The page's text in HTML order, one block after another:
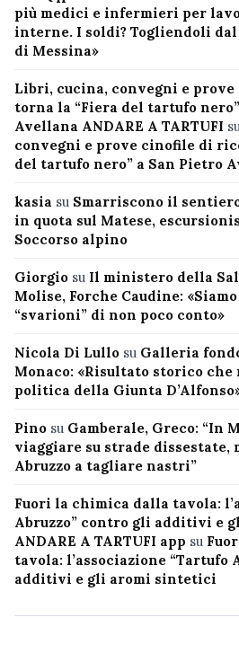
più medici e infermieri per
interne. I soldi? Togliendoli
di Messina»
Libri, cucina, convegni e
torna la “Fiera del tartufo
Avellana ANDARE A TARTUFI
convegni e prove cinofile di
del tartufo nero” a San Pietro
kasia su Smarriscono il
in quota sul Matese,
Soccorso alpino
Giorgio su Il ministero della
Molise, Forche Caudine:
“svarioni” di non poco conto»
Nicola Di Lullo su Galleria
Monaco: «Risultato storico che
politica della Giunta
Pino su Gamberale, Greco: “In
viaggiare su strade dissestate,
Abruzzo a tagliare nastri”
Fuori la chimica dalla tavola:
Abruzzo” contro gli additivi e
ANDARE A TARTUFI app su
tavola: l’associazione “Tartufo
additivi e gli aromi sintetici